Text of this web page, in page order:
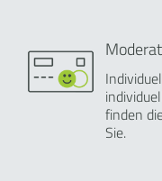
finden
Sie.